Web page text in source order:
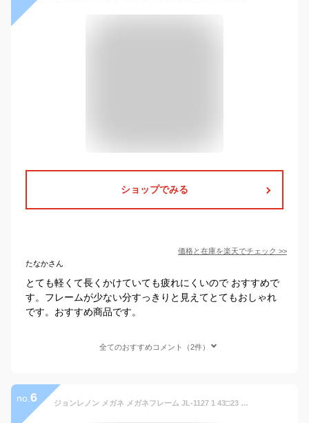
ショップでみる
価格と在庫を楽天でチェック >>
たなかさん
とても軽くて長くかけていても疲れにくいので おすすめで
す。フレームが少ない分すっきりと見えてとてもおしゃれ
です。おすすめ商品です。
全てのおすすめコメント（2件）
no. 6 ジョンレノン メガネ メガネフレーム JL-1127 1 43□23 ゴールド 眼鏡 正規品 度付き 度なし 対応 可 度付き対応 日本製 鯖江 フレーム ラウンド 丸めがね メンズ レディース レトロ アンティーク調 おしゃれ 個性的 伊達めがね John Lennon チタン 小さめ リムレス 送料無料